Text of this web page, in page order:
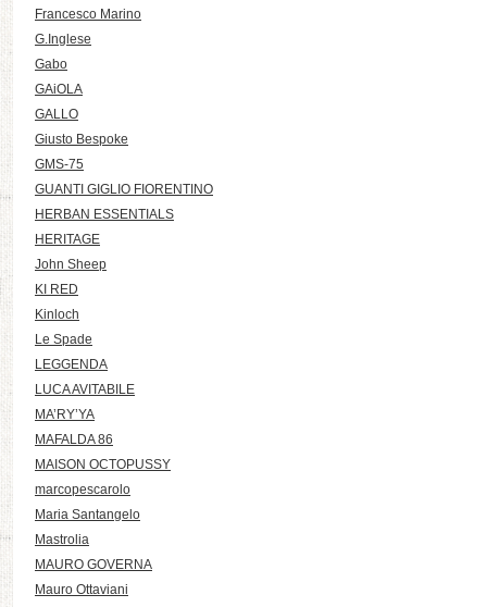
Francesco Marino
G.Inglese
Gabo
GAiOLA
GALLO
Giusto Bespoke
GMS-75
GUANTI GIGLIO FIORENTINO
HERBAN ESSENTIALS
HERITAGE
John Sheep
KI RED
Kinloch
Le Spade
LEGGENDA
LUCA AVITABILE
MA’RY’YA
MAFALDA 86
MAISON OCTOPUSSY
marcopescarolo
Maria Santangelo
Mastrolia
MAURO GOVERNA
Mauro Ottaviani